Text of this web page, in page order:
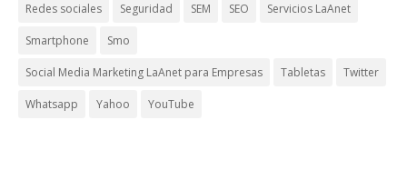
Redes sociales Seguridad SEM SEO Servicios LaAnet
Smartphone Smo
Social Media Marketing LaAnet para Empresas Tabletas Twitter
Whatsapp Yahoo YouTube